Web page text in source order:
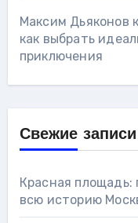
Максим Дьяконов
как выбрать
приключения
Свежие записи
Красная площадь:
всю историю